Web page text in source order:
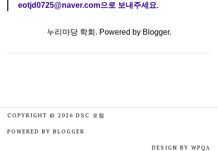
eotjd0725@naver.com으로 보내주세요.
누리마당 학회. Powered by Blogger.
COPYRIGHT © 2026 DSC 포럼
POWERED BY BLOGGER
DESIGN BY WPQA